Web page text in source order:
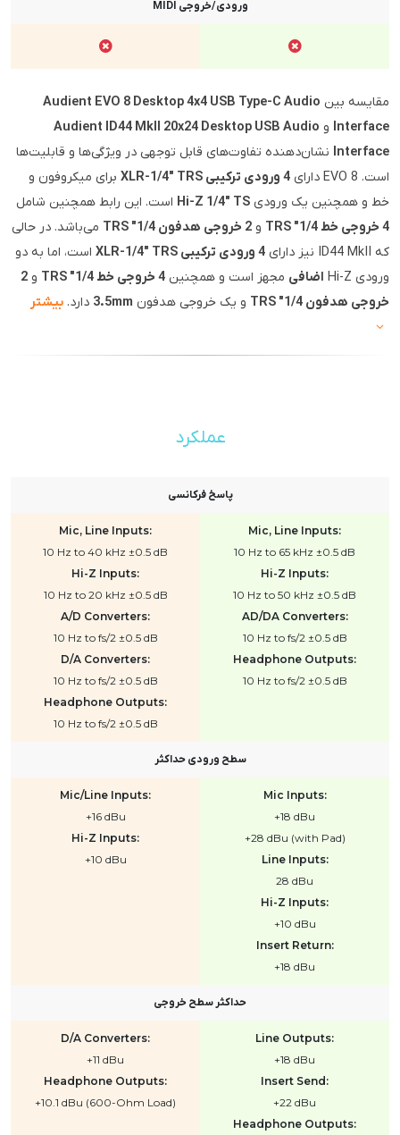
ورودی/خروجی MIDI
مقایسه بین Audient EVO 8 Desktop 4x4 USB Type-C Audio
Interface و Audient ID44 MkII 20x24 Desktop USB Audio
Interface نشان‌دهنده تفاوت‌های قابل توجهی در ویژگی‌ها و قابلیت‌ها
است. EVO 8 دارای
4 ورودی ترکیبی XLR-1/4" TRS
برای میکروفون و
خط و همچنین یک ورودی Hi-Z 1/4" TS است. این رابط همچنین شامل
4 خروجی خط 1/4" TRS
و 2 خروجی هدفون 1/4" TRS
می‌باشد. در حالی
که ID44 MkII نیز دارای
4 ورودی ترکیبی XLR-1/4" TRS
است، اما به دو
ورودی Hi-Z
اضافی مجهز است و همچنین 4 خروجی خط 1/4" TRS و 2
خروجی هدفون 1/4" TRS
و یک خروجی هدفون 3.5mm دارد. بیشتر
عملکرد
پاسخ فرکانسی
Mic, Line Inputs:
10 Hz to 65 kHz ±0.5 dB
Hi-Z Inputs:
10 Hz to 50 kHz ±0.5 dB
AD/DA Converters:
10 Hz to fs/2 ±0.5 dB
Headphone Outputs:
10 Hz to fs/2 ±0.5 dB
Mic, Line Inputs:
10 Hz to 40 kHz ±0.5 dB
Hi-Z Inputs:
10 Hz to 20 kHz ±0.5 dB
A/D Converters:
10 Hz to fs/2 ±0.5 dB
D/A Converters:
10 Hz to fs/2 ±0.5 dB
Headphone Outputs:
10 Hz to fs/2 ±0.5 dB
سطح ورودی حداکثر
Mic Inputs:
+18 dBu
+28 dBu (with Pad)
Line Inputs:
28 dBu
Hi-Z Inputs:
+10 dBu
Insert Return:
+18 dBu
Mic/Line Inputs:
+16 dBu
Hi-Z Inputs:
+10 dBu
حداکثر سطح خروجی
Line Outputs:
+18 dBu
Insert Send:
+22 dBu
Headphone Outputs:
D/A Converters:
+11 dBu
Headphone Outputs:
+10.1 dBu (600-Ohm Load)